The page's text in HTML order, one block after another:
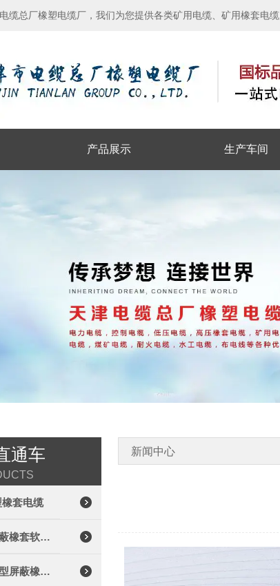
缆总厂橡塑电缆厂，我们为您提供各类矿用电缆、矿用橡套电
产品展示 生产车间
通车
套电缆
煤矿用移动屏蔽橡套软电缆
矿用移动监视型屏蔽橡套电缆
新闻中心